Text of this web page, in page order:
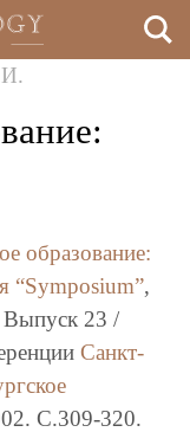
образование:
“Symposium”,
Выпуск 23 /
Санкт-
C.309-320.